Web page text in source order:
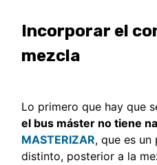
Incorporar el
mezcla
Lo primero que hay que
el bus máster no tiene
MASTERIZAR, que es
distinto, posterior a la